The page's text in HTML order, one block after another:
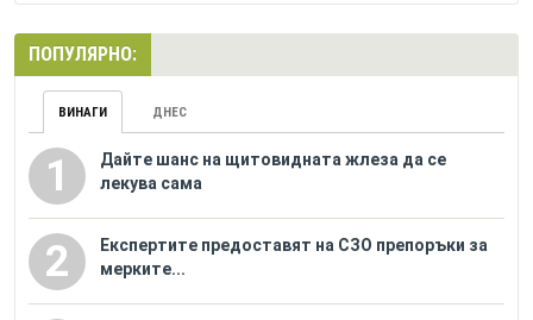
ПОПУЛЯРНО:
ВИНАГИ ДНЕС
1
Дайте шанс на щитовидната жлеза да се
лекува сама
2
Eкспертите предоставят на СЗО препоръки за
мерките...